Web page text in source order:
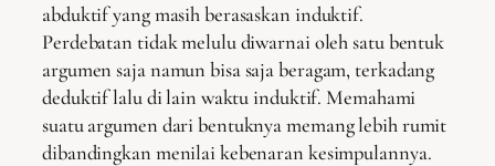
abduktif yang masih berasaskan induktif.
Perdebatan tidak melulu diwarnai oleh satu bentuk
argumen saja namun bisa saja beragam, terkadang
deduktif lalu di lain waktu induktif. Memahami
suatu argumen dari bentuknya memang lebih rumit
dibandingkan menilai kebenaran kesimpulannya.